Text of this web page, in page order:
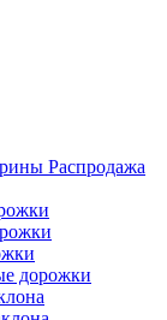
Распродажа
дорожки